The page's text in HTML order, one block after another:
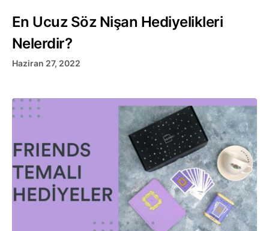
En Ucuz Söz Nişan Hediyelikleri
Nelerdir?
Haziran 27, 2022